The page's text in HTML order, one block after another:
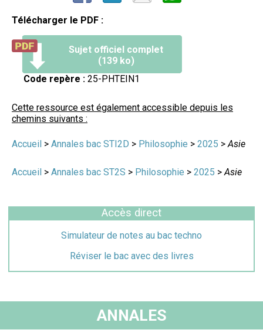
Télécharger le PDF :
Sujet officiel complet
(139 ko)
Code repère : 25-PHTEIN1
Cette ressource est également accessible depuis les
chemins suivants :
Accueil > Annales bac STI2D > Philosophie > 2025 >Asie
Accueil > Annales bac ST2S > Philosophie > 2025 >Asie
Accès direct
Simulateur de notes au bac techno
Réviser le bac avec des livres
ANNALES